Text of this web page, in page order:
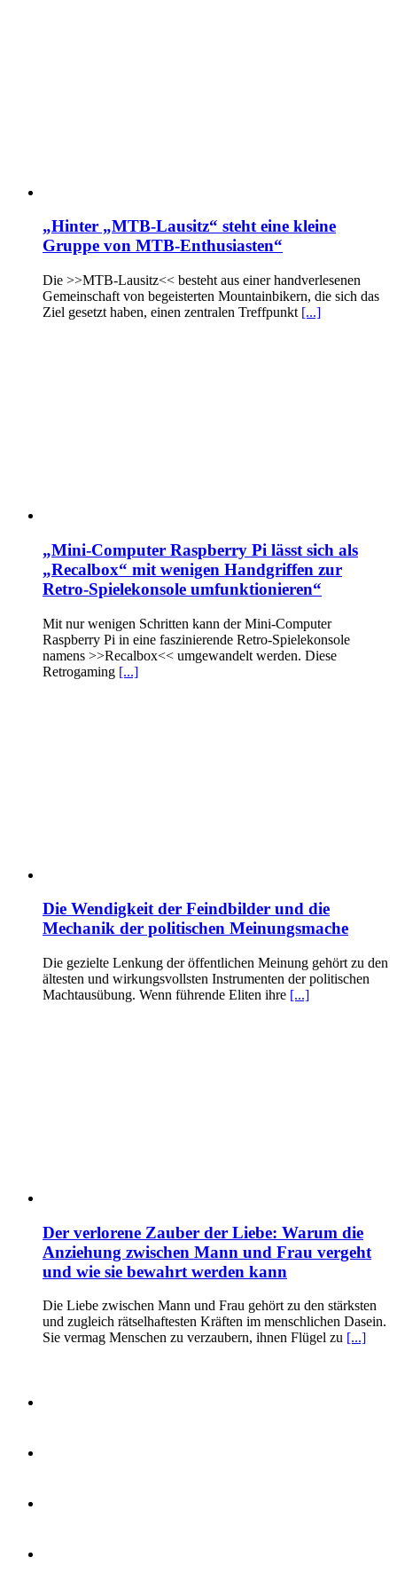
„Hinter „MTB-Lausitz“ steht eine kleine
Gruppe von MTB-Enthusiasten“
Die >>MTB-Lausitz<< besteht aus einer handverlesenen
Gemeinschaft von begeisterten Mountainbikern, die sich das
Ziel gesetzt haben, einen zentralen Treffpunkt [...]
„Mini-Computer Raspberry Pi lässt sich als
„Recalbox“ mit wenigen Handgriffen zur
Retro-Spielekonsole umfunktionieren“
Mit nur wenigen Schritten kann der Mini-Computer
Raspberry Pi in eine faszinierende Retro-Spielekonsole
namens >>Recalbox<< umgewandelt werden. Diese
Retrogaming [...]
Die Wendigkeit der Feindbilder und die
Mechanik der politischen Meinungsmache
Die gezielte Lenkung der öffentlichen Meinung gehört zu den
ältesten und wirkungsvollsten Instrumenten der politischen
Machtausübung. Wenn führende Eliten ihre [...]
Der verlorene Zauber der Liebe: Warum die
Anziehung zwischen Mann und Frau vergeht
und wie sie bewahrt werden kann
Die Liebe zwischen Mann und Frau gehört zu den stärksten
und zugleich rätselhaftesten Kräften im menschlichen Dasein.
Sie vermag Menschen zu verzaubern, ihnen Flügel zu [...]